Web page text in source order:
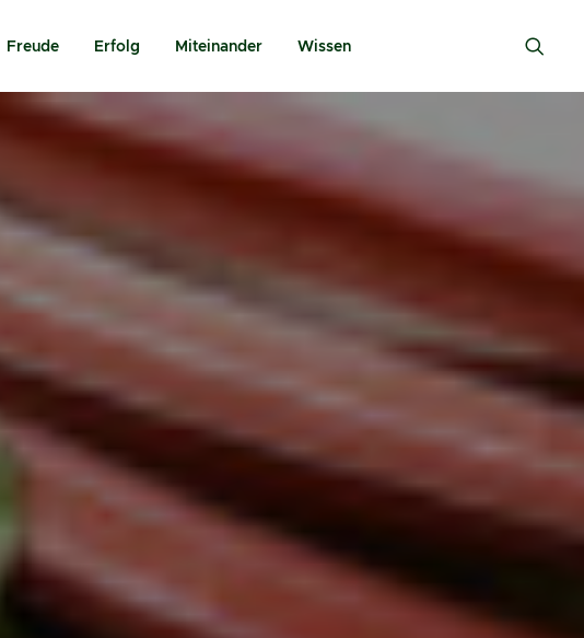
Freude Erfolg Miteinander Wissen